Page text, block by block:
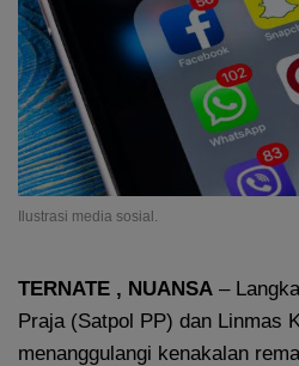
Ilustrasi media sosial.
TERNATE , NUANSA –
Praja (Satpol PP) dan Linmas
menanggulangi kenakalan